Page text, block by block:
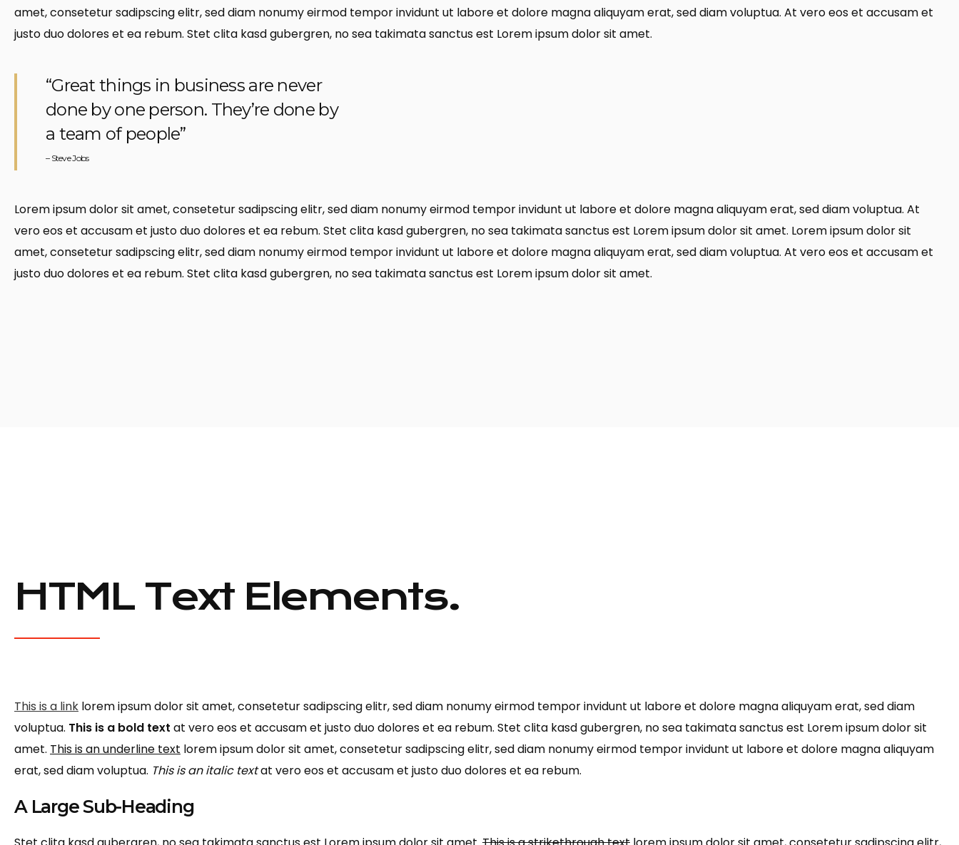
amet, consetetur sadipscing elitr, sed diam nonumy eirmod tempor invidunt ut labore et dolore magna aliquyam erat, sed diam voluptua. At vero eos et accusam et
justo duo dolores et ea rebum. Stet clita kasd gubergren, no sea takimata sanctus est Lorem ipsum dolor sit amet.
“Great things in business are never
done by one person. They’re done by
a team of people”
– Steve Jobs
Lorem ipsum dolor sit amet, consetetur sadipscing elitr, sed diam nonumy eirmod tempor invidunt ut labore et dolore magna aliquyam erat, sed diam voluptua. At
vero eos et accusam et justo duo dolores et ea rebum. Stet clita kasd gubergren, no sea takimata sanctus est Lorem ipsum dolor sit amet. Lorem ipsum dolor sit
amet, consetetur sadipscing elitr, sed diam nonumy eirmod tempor invidunt ut labore et dolore magna aliquyam erat, sed diam voluptua. At vero eos et accusam et
justo duo dolores et ea rebum. Stet clita kasd gubergren, no sea takimata sanctus est Lorem ipsum dolor sit amet.
HTML Text Elements.
This is a link lorem ipsum dolor sit amet, consetetur sadipscing elitr, sed diam nonumy eirmod tempor invidunt ut labore et dolore magna aliquyam erat, sed diam
voluptua. This is a bold text at vero eos et accusam et justo duo dolores et ea rebum. Stet clita kasd gubergren, no sea takimata sanctus est Lorem ipsum dolor sit
amet. This is an underline text lorem ipsum dolor sit amet, consetetur sadipscing elitr, sed diam nonumy eirmod tempor invidunt ut labore et dolore magna aliquyam
erat, sed diam voluptua. This is an italic textat vero eos et accusam et justo duo dolores et ea rebum.
A Large Sub-Heading